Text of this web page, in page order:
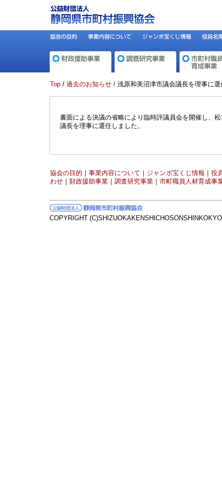
Top / 過去のお知らせ / 浅原和美沼津市議会議長を理事に
書面による決議の省略により臨時評議員会を開催し、
議長を理事に選任しました。
協会の目的 ｜ 事業内容について ｜ ジャンボ宝くじ情報 ｜ 役
わせ ｜ 財政援助事業 ｜ 調査研究事業 ｜ 市町職員人材育成事
COPYRIGHT